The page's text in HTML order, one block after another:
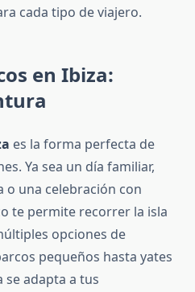
cada tipo de viajero.
en Ibiza:
es la forma perfecta de
Ya sea un día familiar,
o una celebración con
te permite recorrer la isla
opciones de
pequeños hasta yates
se adapta a tus